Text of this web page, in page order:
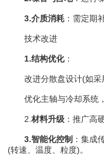
3.介质消耗 ：需定期
技术改进
1.结构优化：
改进分散盘设计(如采
优化主轴与冷却系统，
2.材料升级 ：推广高
3.智能化控制 ：集成
(转速、温度、粒度)。